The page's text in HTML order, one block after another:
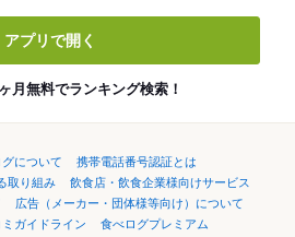
アプリで開く
月無料でランキング検索！
について
携帯電話番号認証とは
取り組み
飲食店・飲食企業様向けサービス
広告（メーカー・団体様等向け）について
ミガイドライン
食べログプレミアム